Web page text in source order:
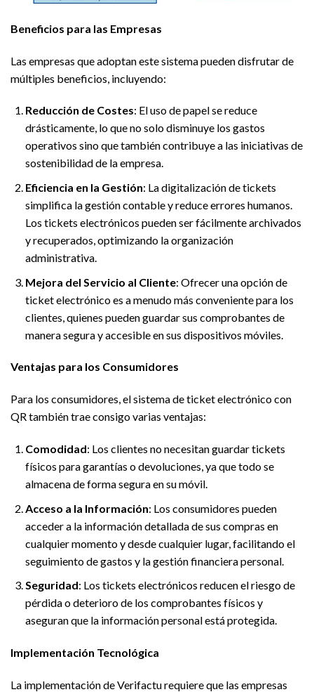
Beneficios para las Empresas
Las empresas que adoptan este sistema pueden disfrutar de
múltiples beneficios, incluyendo:
Reducción de Costes: El uso de papel se reduce
drásticamente, lo que no solo disminuye los gastos
operativos sino que también contribuye a las iniciativas de
sostenibilidad de la empresa.
Eficiencia en la Gestión: La digitalización de tickets
simplifica la gestión contable y reduce errores humanos.
Los tickets electrónicos pueden ser fácilmente archivados
y recuperados, optimizando la organización
administrativa.
Mejora del Servicio al Cliente: Ofrecer una opción de
ticket electrónico es a menudo más conveniente para los
clientes, quienes pueden guardar sus comprobantes de
manera segura y accesible en sus dispositivos móviles.
Ventajas para los Consumidores
Para los consumidores, el sistema de ticket electrónico con
QR también trae consigo varias ventajas:
Comodidad: Los clientes no necesitan guardar tickets
físicos para garantías o devoluciones, ya que todo se
almacena de forma segura en su móvil.
Acceso a la Información: Los consumidores pueden
acceder a la información detallada de sus compras en
cualquier momento y desde cualquier lugar, facilitando el
seguimiento de gastos y la gestión financiera personal.
Seguridad: Los tickets electrónicos reducen el riesgo de
pérdida o deterioro de los comprobantes físicos y
aseguran que la información personal está protegida.
Implementación Tecnológica
La implementación de Verifactu requiere que las empresas